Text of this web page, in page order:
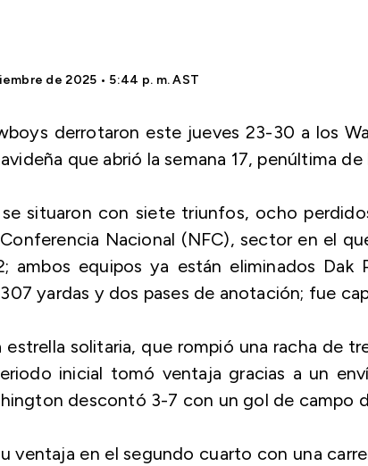
de 2025 • 5:44 p. m. AST
derrotaron este jueves 23-30 a los
que abrió la semana 17, penúltima
situaron con siete triunfos, ocho
Nacional (NFC), sector en el
ambos equipos ya están eliminados
yardas y dos pases de anotación; fue
estrella solitaria, que rompió una racha de
inicial tomó ventaja gracias a un
descontó 3-7 con un gol de campo
ventaja en el segundo cuarto con una